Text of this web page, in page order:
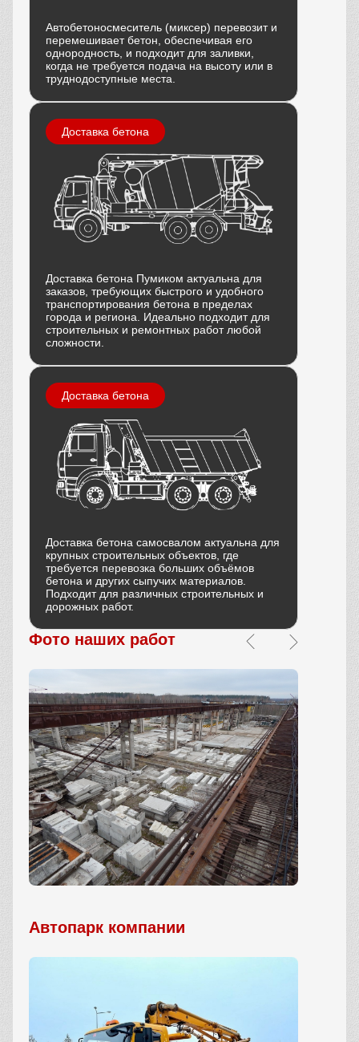
Автобетоносмеситель (миксер) перевозит и
перемешивает бетон, обеспечивая его
однородность, и подходит для заливки,
когда не требуется подача на высоту или в
труднодоступные места.
Доставка бетона
Доставка бетона Пумиком актуальна для
заказов, требующих быстрого и удобного
транспортирования бетона в пределах
города и региона. Идеально подходит для
строительных и ремонтных работ любой
сложности.
Доставка бетона
Доставка бетона самосвалом актуальна для
крупных строительных объектов, где
требуется перевозка больших объёмов
бетона и других сыпучих материалов.
Подходит для различных строительных и
дорожных работ.
Фото наших работ
Автопарк компании